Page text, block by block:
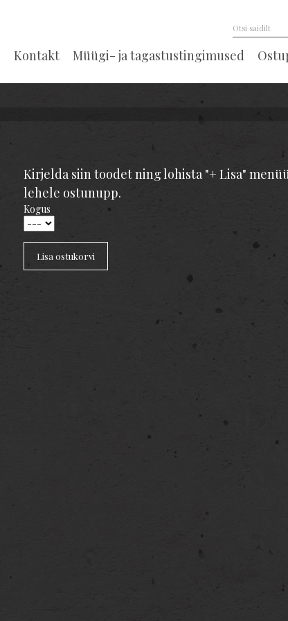
Kontakt Müügi- ja tagastustingimused
Kirjelda siin toodet ning lohista "+ Lisa"
lehele ostunupp.
Kogus
Lisa ostukorvi